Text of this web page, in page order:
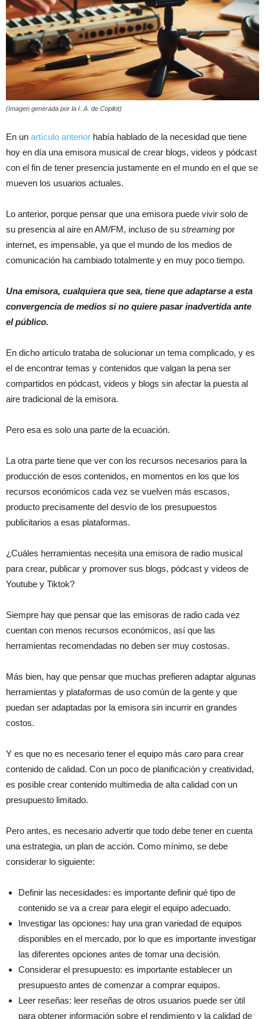
(Imagen generada por la I. A. de Copilot)
En un artículo anterior había hablado de la necesidad que tiene
hoy en día una emisora musical de crear blogs, videos y pódcast
con el fin de tener presencia justamente en el mundo en el que se
mueven los usuarios actuales.
Lo anterior, porque pensar que una emisora puede vivir solo de
su presencia al aire en AM/FM, incluso de su streaming por
internet, es impensable, ya que el mundo de los medios de
comunicación ha cambiado totalmente y en muy poco tiempo.
Una emisora, cualquiera que sea, tiene que adaptarse a esta
convergencia de medios si no quiere pasar inadvertida ante
el público.
En dicho artículo trataba de solucionar un tema complicado, y es
el de encontrar temas y contenidos que valgan la pena ser
compartidos en pódcast, videos y blogs sin afectar la puesta al
aire tradicional de la emisora.
Pero esa es solo una parte de la ecuación.
La otra parte tiene que ver con los recursos necesarios para la
producción de esos contenidos, en momentos en los que los
recursos económicos cada vez se vuelven más escasos,
producto precisamente del desvío de los presupuestos
publicitarios a esas plataformas.
¿Cuáles herramientas necesita una emisora de radio musical
para crear, publicar y promover sus blogs, pódcast y videos de
Youtube y Tiktok?
Siempre hay que pensar que las emisoras de radio cada vez
cuentan con menos recursos económicos, así que las
herramientas recomendadas no deben ser muy costosas.
Más bien, hay que pensar que muchas prefieren adaptar algunas
herramientas y plataformas de uso común de la gente y que
puedan ser adaptadas por la emisora sin incurrir en grandes
costos.
Y es que no es necesario tener el equipo más caro para crear
contenido de calidad. Con un poco de planificación y creatividad,
es posible crear contenido multimedia de alta calidad con un
presupuesto limitado.
Pero antes, es necesario advertir que todo debe tener en cuenta
una estrategia, un plan de acción. Como mínimo, se debe
considerar lo siguiente:
Definir las necesidades: es importante definir qué tipo de
contenido se va a crear para elegir el equipo adecuado.
Investigar las opciones: hay una gran variedad de equipos
disponibles en el mercado, por lo que es importante investigar
las diferentes opciones antes de tomar una decisión.
Considerar el presupuesto: es importante establecer un
presupuesto antes de comenzar a comprar equipos.
Leer reseñas: leer reseñas de otros usuarios puede ser útil
para obtener información sobre el rendimiento y la calidad de